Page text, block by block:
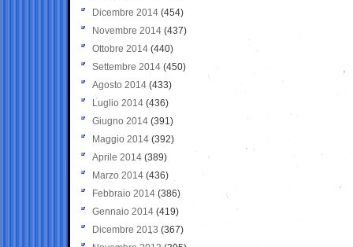
Dicembre 2014 (454)
Novembre 2014 (437)
Ottobre 2014 (440)
Settembre 2014 (450)
Agosto 2014 (433)
Luglio 2014 (436)
Giugno 2014 (391)
Maggio 2014 (392)
Aprile 2014 (389)
Marzo 2014 (436)
Febbraio 2014 (386)
Gennaio 2014 (419)
Dicembre 2013 (367)